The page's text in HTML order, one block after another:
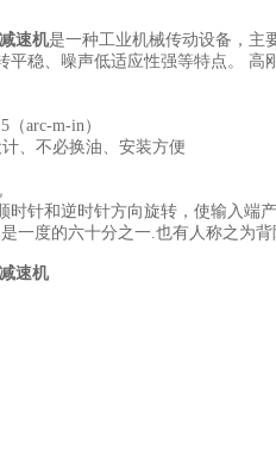
速机是一种工业机械传动设备，主
稳、噪声低适应性强等特点。 高
arc-m-in）
、不必换油、安装方便
和逆时针方向旋转，使输入端
一度的六十分之一.也有人称之为背
速机